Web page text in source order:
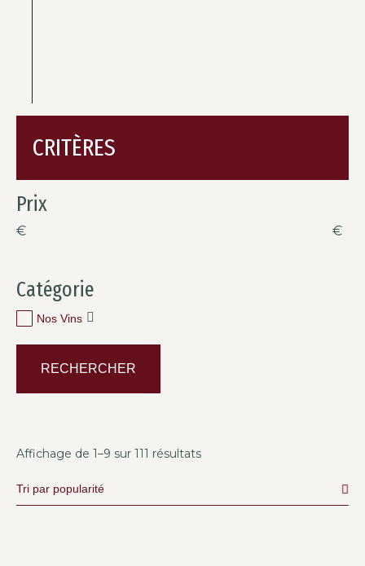
CRITÈRES
Prix
€ €
Catégorie
Nos Vins
RECHERCHER
Affichage de 1–9 sur 111 résultats